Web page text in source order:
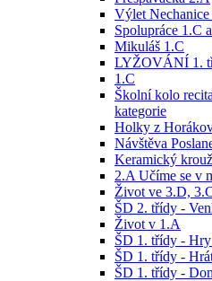
Výlet Nechanice
Spolupráce 1.C
Mikuláš 1.C
LYŽOVÁNÍ 1.
1.C
Školní kolo
kategorie
Holky z
Návštěva
Keramický
2.A Učíme se v
Život ve 3.D,
ŠD 2. třídy -
Život v 1.A
ŠD 1. třídy - Hry
ŠD 1. třídy -
ŠD 1. třídy -